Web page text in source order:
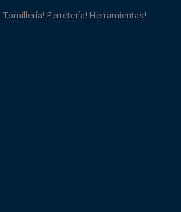
Tornillería! Ferretería! Herramientas!